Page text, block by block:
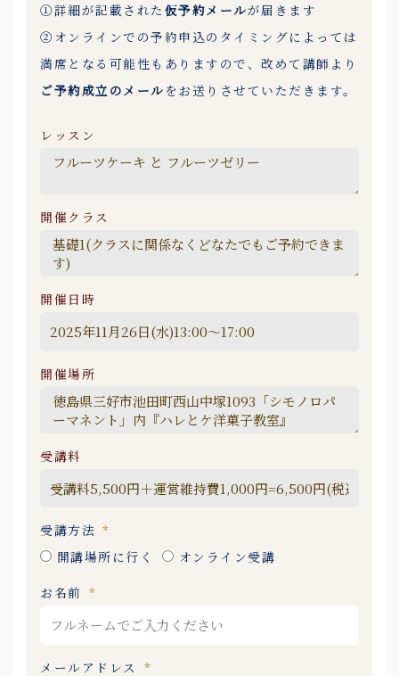
①詳細が記載された 仮予約メールが届きます
②オンラインでの予約申込のタイミングによっては
満席となる可能性もありますので、改めて講師より
ご予約成立のメール をお送りさせていただきます。
レッスン
開催クラス
開催日時
開催場所
受講料
受講方法
開講場所に行く
オンライン受講
お名前
メールアドレス